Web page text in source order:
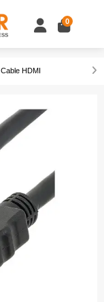
0
Cable HDMI